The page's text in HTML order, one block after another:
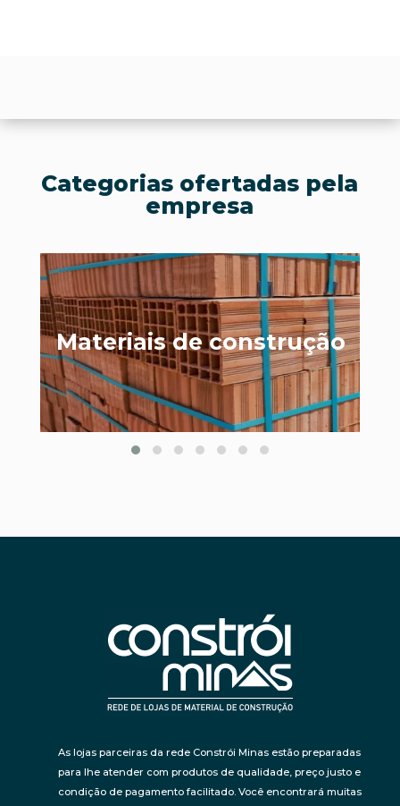
Categorias ofertadas pela
empresa
Materiais hidráulicos
As lojas parceiras da rede Constrói Minas estão preparadas
para lhe atender com produtos de qualidade, preço justo e
condição de pagamento facilitado. Você encontrará muitas